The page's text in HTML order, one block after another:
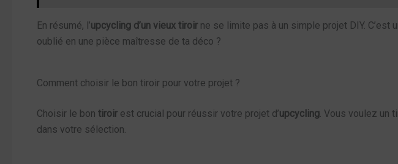
En résumé, l’upcycling d’un vieux tiroir ne se limite pas à un simple projet DIY.
oublié en une pièce maîtresse de ta déco ?
Comment choisir le bon tiroir pour votre projet ?
Choisir le bon tiroir est crucial pour réussir votre projet d’upcycling . Vous voulez
dans votre sélection.